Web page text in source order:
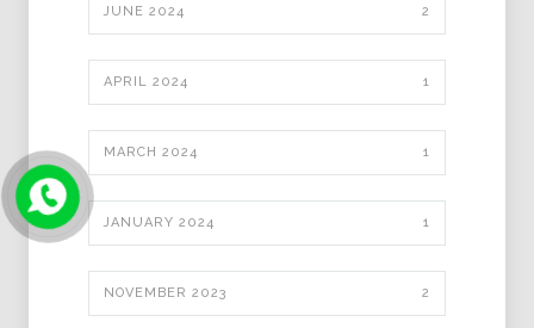
JUNE 2024 2
APRIL 2024 1
MARCH 2024 1
JANUARY 2024 1
NOVEMBER 2023 2